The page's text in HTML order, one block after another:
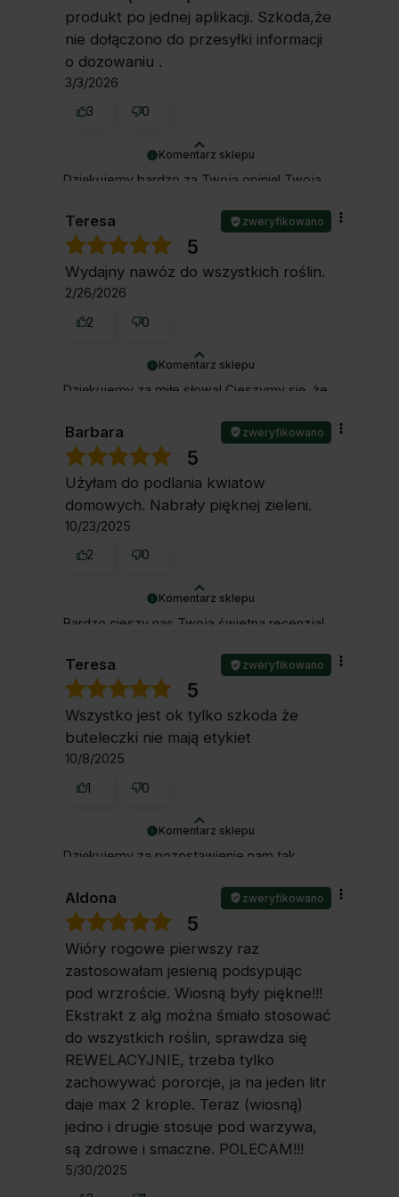
Komentarz sklepu
Dziękujemy bardzo za Twoją opinię! Twoja
wiemy, że jesteśmy na właściwym torze :) Z
pozdrowieniami, Ela i obsługa sklepu.
produkt po jednej aplikacji. Szkoda,że
nie dołączono do przesyłki informacji
o dozowaniu .
3/3/2026
3
0
Komentarz sklepu
Dziękujemy za miłe słowa! Cieszymy się, że
możemy zapewnić odpowiednią obsługę tak
świetnym klientom. Dziękujemy raz jeszcze!
Teresa zweryfikowano
5
Wydajny nawóz do wszystkich roślin.
2/26/2026
2
0
Komentarz sklepu
Bardzo cieszy nas Twoja świetna recenzja!
wymaganiom klientów takich jak Ty i
jesteśmy zadowoleni, że nam się udało.
Mamy nadzieję, że do nas wrócisz :)
Pozdrawiamy
Barbara zweryfikowano
5
Użyłam do podlania kwiatow
domowych. Nabrały pięknej zieleni.
10/23/2025
2
0
Komentarz sklepu
Dziękujemy za pozostawienie nam tak
satysfakcja klienta i Twoja recenzja
potwierdza nasze wysiłki - dziękujemy raz
jeszcze
Teresa zweryfikowano
5
Wszystko jest ok tylko szkoda że
buteleczki nie mają etykiet
10/8/2025
1
0
Aldona zweryfikowano
5
Wióry rogowe pierwszy raz
zastosowałam jesienią podsypując
pod wrzroście. Wiosną były piękne!!!
Ekstrakt z alg można śmiało stosować
do wszystkich roślin, sprawdza się
REWELACYJNIE, trzeba tylko
zachowywać pororcje, ja na jeden litr
daje max 2 krople. Teraz (wiosną)
jedno i drugie stosuje pod warzywa,
są zdrowe i smaczne. POLECAM!!!
5/30/2025